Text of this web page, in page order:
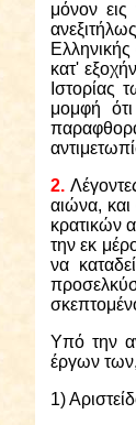
μόνον
κατ'
μομφή
2.
αιώνα,
κρατικών
την εκ
να
Υπό την
έργων
1)